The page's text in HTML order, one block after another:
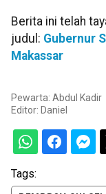
Berita ini telah
judul: Gubernur
Makassar
Pewarta: Abdul Kadir
Editor: Daniel
Tags: